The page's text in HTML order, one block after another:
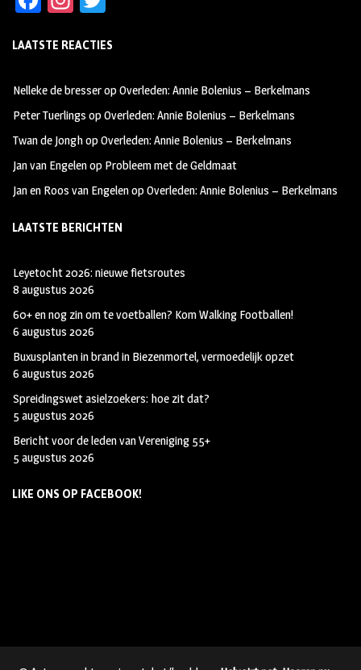
b
oo
k
ag
m
tt
LAATSTE REACTIES
Nelleke de bresseropOverleden: Annie Bolenius – Berkelmans
Peter Tuerlings opOverleden: Annie Bolenius – Berkelmans
Twan de JonghopOverleden: Annie Bolenius – Berkelmans
Jan van Engelenop Probleem met de Geldmaat
Jan en Roos van EngelenopOverleden: Annie Bolenius – Berkelmans
LAATSTE BERICHTEN
Leyetocht 2026: nieuwe fietsroutes
8 augustus 2026
60+ en nog zin om te voetballen? Kom Walking Footballen!
6 augustus 2026
Buxusplanten in brand in Biezenmortel, vermoedelijk opzet
6 augustus 2026
Spreidingswet asielzoekers: hoe zit dat?
5 augustus 2026
Bericht voor de leden van Vereniging 55+
5 augustus 2026
LIKE ONS OP FACEBOOK!